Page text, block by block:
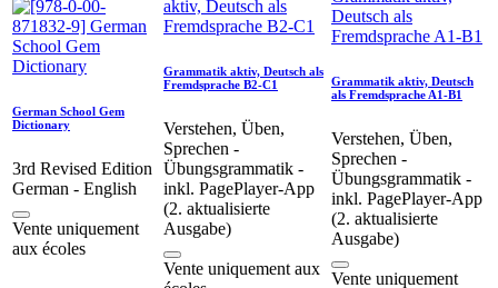
German School Gem
Dictionary
3rd Revised Edition
German - English
Vente uniquement
aux écoles
Grammatik aktiv, Deutsch als
Fremdsprache B2-C1
Verstehen, Üben,
Sprechen -
Übungsgrammatik -
inkl. PagePlayer-App
(2. aktualisierte
Ausgabe)
Vente uniquement aux
Grammatik aktiv, Deutsch
als Fremdsprache A1-B1
Verstehen, Üben,
Sprechen -
Übungsgrammatik -
inkl. PagePlayer-App
(2. aktualisierte
Ausgabe)
Vente uniquement